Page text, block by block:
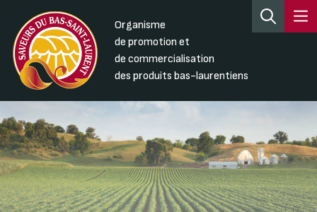
Organisme
de promotion et
de commercialisation
des produits bas-laurentiens